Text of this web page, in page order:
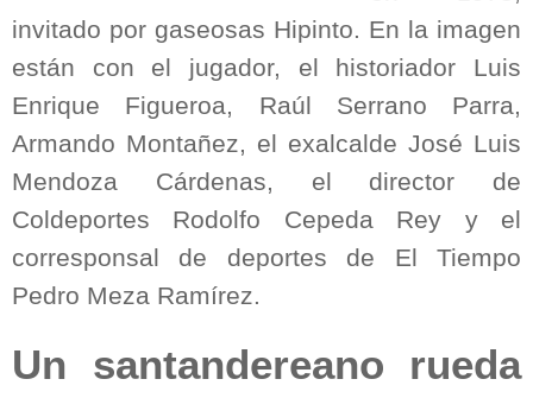
invitado por gaseosas Hipinto. En la imagen
están con el jugador, el historiador Luis
Enrique Figueroa, Raúl Serrano Parra,
Armando Montañez, el exalcalde José Luis
Mendoza Cárdenas, el director de
Coldeportes Rodolfo Cepeda Rey y el
corresponsal de deportes de El Tiempo
Pedro Meza Ramírez.
Un santandereano rueda